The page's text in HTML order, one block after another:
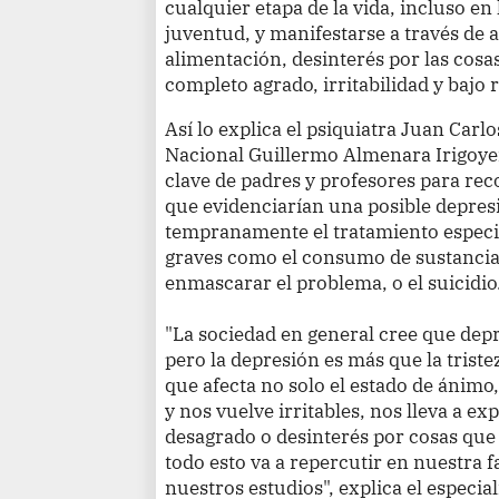
cualquier etapa de la vida, incluso
juventud, y manifestarse a través de
alimentación, desinterés por las
completo agrado, irritabilidad y bajo
Así lo explica el psiquiatra Juan
Nacional Guillermo Almenara
clave de padres y profesores para
que evidenciarían una posible
tempranamente el tratamiento
graves como el consumo de
enmascarar el problema, o el
"La sociedad en general cree que
pero la depresión es más que la
que afecta no solo el estado de
y nos vuelve irritables, nos lleva a
desagrado o desinterés por cosas
todo esto va a repercutir en nuestra
nuestros estudios", explica el